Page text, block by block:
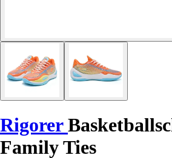
Rigorer
Family Ties